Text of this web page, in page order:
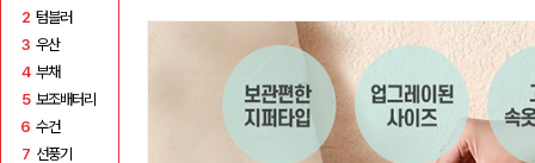
2 텀블러
3 우산
4 부채
5 보조배터리
6 수건
7 선풍기